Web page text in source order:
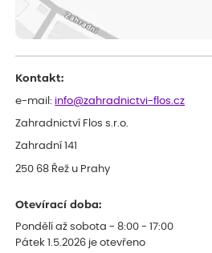
Doporučuji :). Spokojenost,
my chybělo, bylo komunikování
Kontakt:
e-mail: info@zahradnictvi-flos.cz
Zahradnictví Flos s.r.o.
Zahradní 141
250 68 Řež u Prahy
Otevírací doba:
Pondělí až sobota - 8:00 - 17:00
Pátek 1.5.2026 je otevřeno